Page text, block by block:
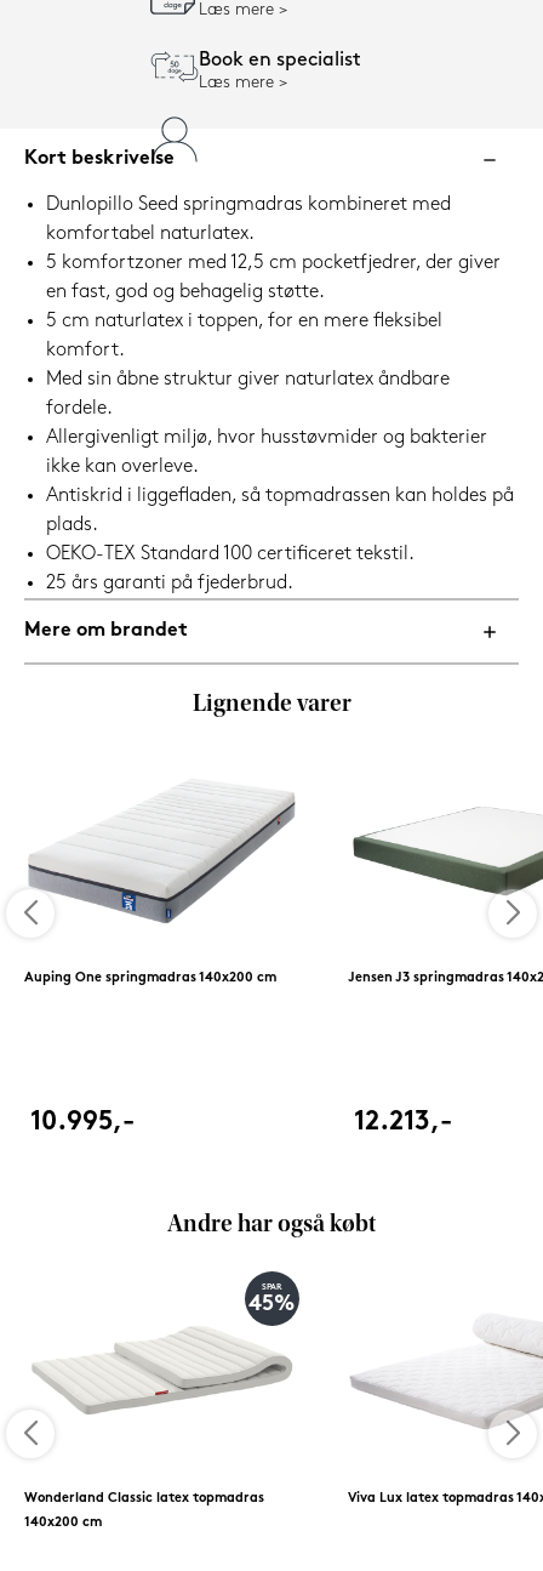
Læs mere
Book en specialist
Læs mere
Kort beskrivelse
Dunlopillo Seed springmadras kombineret med
komfortabel naturlatex.
5 komfortzoner med 12,5 cm pocketfjedrer, der giver
en fast, god og behagelig støtte.
5 cm naturlatex i toppen, for en mere fleksibel
komfort.
Med sin åbne struktur giver naturlatex åndbare
fordele.
Allergivenligt miljø, hvor husstøvmider og bakterier
ikke kan overleve.
Antiskrid i liggefladen, så topmadrassen kan holdes på
plads.
OEKO-TEX Standard 100 certificeret tekstil.
25 års garanti på fjederbrud.
Mere om brandet
Lignende varer
Auping One springmadras 140x200 cm
10.995,-
Jensen J3 springmadras
12.213,-
Andre har også købt
SPAR
45%
Wonderland Classic latex topmadras
140x200 cm
Viva Lux latex topmadras